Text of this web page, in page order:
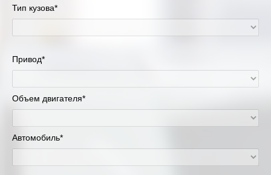
Тип кузова*
Привод*
Объем двигателя*
Автомобиль*